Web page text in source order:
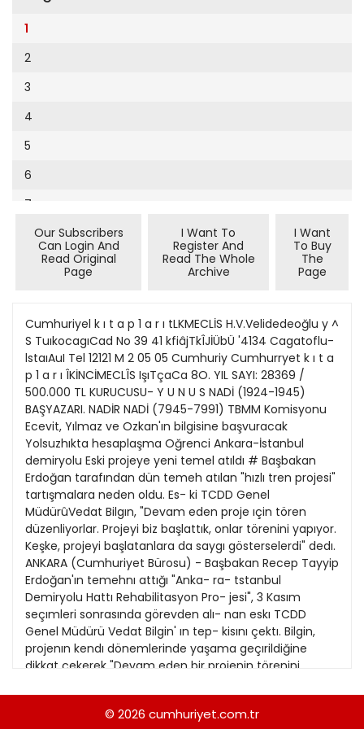
Cumhuriyet Sağlıklı Beslenme
Cumhuriyet Sokak
Cumhuriyet Spor
Cumhuriyet Strateji
Cumhuriyet Tarım
Cumhuriyet Yılbaşı
Çerçeve Eki
Dergi Eki
Ekonomi Eki
Evleniyoruz
Güney Dogu
Kitap Eki
Özel Ekler
Özel Okullar
Sevgililer Günü
Siyaset Eki
Sürdürülebilir yaşam
Turizm Eki
Yerel Yönetimler
1994
1991
1990
1989
1988
1987
1986
1985
1984
1983
1982
1981
1980
9
10
11
12
13
14
15
16
19
20
21
22
23
24
25
26
27
28
29
30
1
2
3
4
5
6
7
11
12
13
14
15
16
17
18
19
20
Our Subscribers
Can Login And
Read Original
Page
I Want To
Register And
Read The Whole
Archive
I Want
To Buy
The
Page
Cumhuriyel k ı t a p 1 a r ı tLKMECLİS H.V.Velidedeoğlu y ^
S TuıkocagıCad No 39 41 kfiâjTkÎJİÜbÜ '4134 Cagatoflu-
lstaıAuI Tel 12121 M 2 05 05 Cumhuriy Cumhurryet k ı t a
p 1 a r ı ÎKİNCİMECLÎS IşıTçaCa 8O. YIL SAYI: 28369 /
500.000 TL KURUCUSU- Y U N U S NADİ (1924-1945)
BAŞYAZARI. NADİR NADİ (7945-7991) TBMM Komisyonu
Ecevit, Yılmaz ve Ozkan'ın bilgisine başvuracak
Yolsuzhıkta hesaplaşma Oğrenci Ankara-İstanbul
demiryolu Eski projeye yeni temel atıldı # Başbakan
Erdoğan tarafından dün temeh atılan "hızlı tren projesi"
tartışmalara neden oldu. Es- ki TCDD Genel
MüdürûVedat Bilgın, "Devam eden proje ıçin tören
düzenliyorlar. Projeyi biz başlattık, onlar törenini yapıyor.
Keşke, projeyi başlatanlara da saygı gösterselerdi" dedı.
ANKARA (Cumhuriyet Bürosu) - Başbakan Recep Tayyip
Erdoğan'ın temehnı attığı "Anka- ra- tstanbul
Demiryolu Hattı Rehabilitasyon Pro- jesi", 3 Kasım
seçımleri sonrasında görevden alı- nan eskı TCDD
Genel Müdürü Vedat Bilgin' ın tep- kisını çektı. Bilgin,
projenın kendı dönemlerinde yaşama geçırildiğine
dikkat çekerek "Devam eden bir projenin törenini
.-5 £ • * • • * \ArkasıSa.8,Sü.l'de TÜNEL FtYASKOSU- Proje
için bugüne dek trilyonlarca lira harcandı.AyaşTüneli bu
© 2026 cumhuriyet.com.tr